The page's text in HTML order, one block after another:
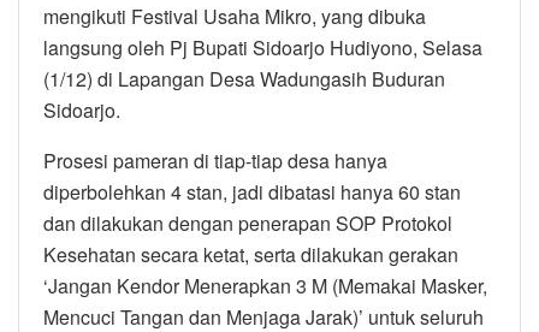
mengikuti Festival Usaha Mikro, yang dibuka
langsung oleh Pj Bupati Sidoarjo Hudiyono, Selasa
(1/12) di Lapangan Desa Wadungasih Buduran
Sidoarjo.
Prosesi pameran di tiap-tiap desa hanya
diperbolehkan 4 stan, jadi dibatasi hanya 60 stan
dan dilakukan dengan penerapan SOP Protokol
Kesehatan secara ketat, serta dilakukan gerakan
‘Jangan Kendor Menerapkan 3 M (Memakai Masker,
Mencuci Tangan dan Menjaga Jarak)’ untuk seluruh